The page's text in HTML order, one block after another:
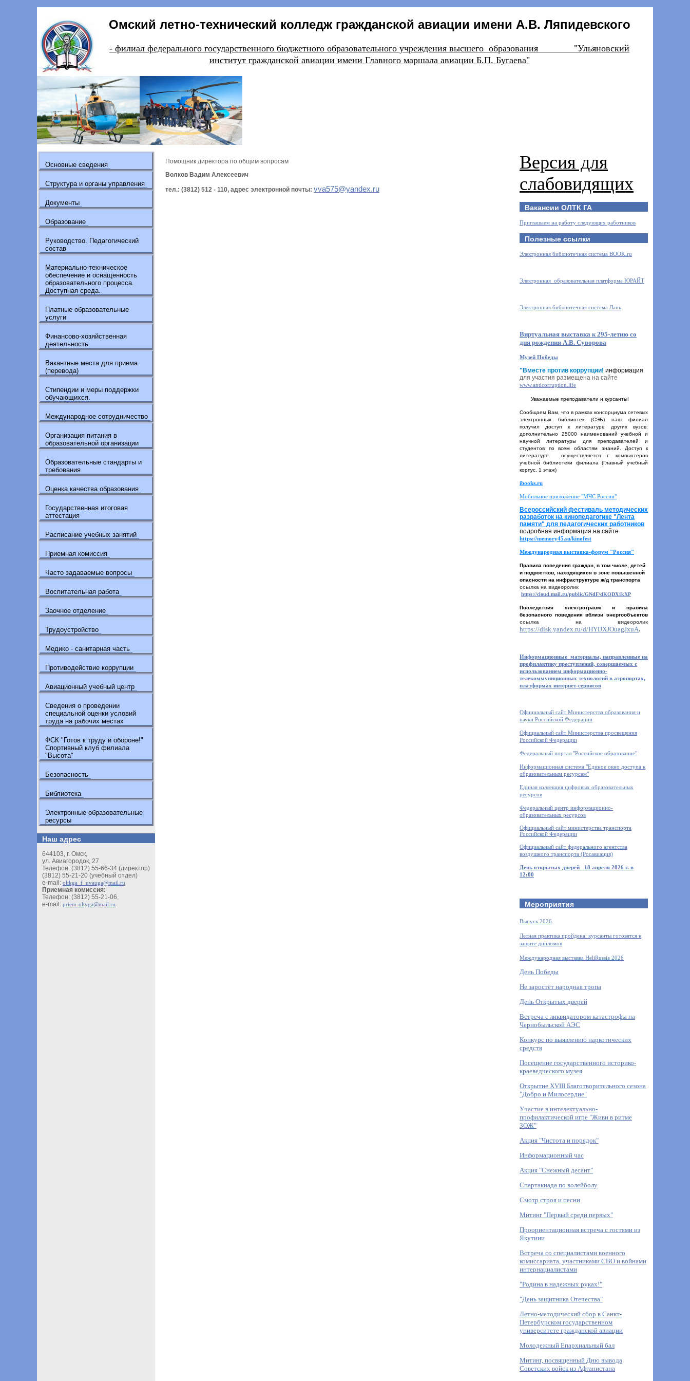
Омский летно-технический колледж гражданской авиации имени А.В. Ляпидевского
- филиал федерального государственного бюджетного образовательного учреждения высшего образования "Ульяновский
институт гражданской авиации имени Главного маршала авиации Б.П. Бугаева"
Основные сведения
Структура и органы управления
Документы
Образование
Руководство. Педагогический
состав
Материально-техническое
обеспечение и оснащенность
образовательного процесса.
Доступная среда.
Платные образовательные
услуги
Финансово-хозяйственная
деятельность
Вакантные места для приема
(перевода)
Стипендии и меры поддержки
обучающихся.
Международное сотрудничество
Организация питания в
образовательной организации
Образовательные стандарты и
требования
Оценка качества образования
Государственная итоговая
аттестация
Расписание учебных занятий
Приемная комиссия
Часто задаваемые вопросы
Воспитательная работа
Заочное отделение
Трудоустройство
Медико - санитарная часть
Противодействие коррупции
Авиационный учебный центр
Сведения о проведении
специальной оценки условий
труда на рабочих местах
ФСК "Готов к труду и обороне!"
Спортивный клуб филиала
"Высота"
Безопасность
Библиотека
Электронные образовательные
ресурсы
Наш адрес
644103, г. Омск,
ул. Авиагородок, 27
Телефон: (3812) 55-66-34 (директор)
(3812) 55-21-20 (учебный отдел)
e-mail: oltkga_f_uvauga@mail.ru
Приемная комиссия:
Телефон: (3812) 55-21-06,
e-mail: priem-oltyga@mail.ru
Помощник директора по общим вопросам
Волков Вадим Алексеевич
тел.: (3812) 512 - 110, адрес электронной почты: vva575@yandex.ru
Версия для
слабовидящих
Вакансии ОЛТК ГА
Приглашаем на работу следующих работников
Полезные ссылки
Электронная библиотечная система BOOK.ru
Электронная образовательная платформа ЮРАЙТ
Электронная библиотечная система Лань
Виртуальная выставка к 295-летию со
дня рождения А.В. Суворова
Музей Победы
"Вместе против коррупции! информация
для участия размещена на сайте
www.anticorruption.life
Уважаемые преподаватели и курсанты!
Сообщаем Вам, что в рамках консорциума сетевых
электронных библиотек (СЭБ) наш филиал
получил доступ к литературе других вузов:
дополнительно 25000 наименований учебной и
научной литературы для преподавателей и
студентов по всем областям знаний. Доступ к
литературе осуществляется с компьютеров
учебной библиотеки филиала (Главный учебный
корпус, 1 этаж)
ibooks.ru
Мобильное приложение "МЧС России"
Всероссийский фестиваль методических
разработок на кинопедагогике "Лента
памяти" для педагогических работников
подробная информация на сайте
https://memory45.su/kinofest
Международная выставка-форум "Россия"
Правила поведения граждан, в том числе, детей
и подростков, находящихся в зоне повышенной
опасности на инфраструктуре ж/д транспорта
ссылка на видеоролик
https://cloud.mail.ru/public/GNdF/dKQDX1kXP
Последствия электротравм и правила
безопасного поведения вблизи энергообъектов
ссылка на видеоролик
https://disk.yandex.ru/d/HYIJXJOuagJxuA.
Информационные материалы, направленные на
профилактику преступлений, совершаемых с
использованием информационно-
телекоммуниционных технологий в аэропортах,
платформах интернет-сервисов
Официальный сайт Министерства образования и
науки Российской Федерации
Официальный сайт Министерства просвещения
Российской Федерации
Федеральный портал "Российское образование"
Информационная система "Единое окно доступа к
образовательным ресурсам"
Единая коллекция цифровых образовательных
ресурсов
Федеральный центр информационно-
образовательных ресурсов
Официальный сайт министерства транспорта
Российской Федерации
Официальный сайт федерального агентства
воздушного транспорта (Росавиация)
День открытых дверей 18 апреля 2026 г. в
12:00
Мероприятия
Выпуск 2026
Летная практика пройдена: курсанты готовятся к
защите дипломов
Международная выставка HeliRussia 2026
День Победы
Не заростёт народная тропа
День Открытых дверей
Встреча с ликвидатором катастрофы на
Чернобыльской АЭС
Конкурс по выявлению наркотических
средств
Посещение государственного историко-
краеведческого музея
Открытие XVIII Благотворительного сезона
"Добро и Милосердие"
Участие в интелектуально-
профилактической игре "Живи в ритме
ЗОЖ"
Акция "Чистота и порядок"
Информационный час
Акция "Снежный десант"
Спартакиада по волейболу
Смотр строя и песни
Митинг "Первый среди первых"
Проориентационная встреча с гостями из
Якутиии
Встреча со специалистами военного
комиссариата, участниками СВО и войнами
интернациалистами
"Родина в надежных руках!"
"День защитника Отечества"
Летно-методический сбор в Санкт-
Петербурском государственном
университете гражданской авиации
Молодежный Епархиальный бал
Митинг, посвященный Дню вывода
Советских войск из Афганистана